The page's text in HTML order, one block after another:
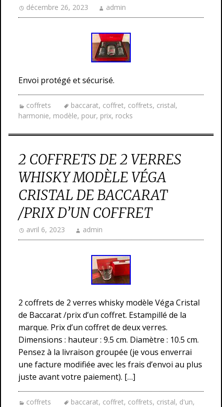
décembre 26, 2023 admin
Envoi protégé et sécurisé.
coffrets baccarat, coffret, coffrets, cristal,
harmonie, modèle, pour, prix, rocks
2 COFFRETS DE 2 VERRES
WHISKY MODÈLE VÉGA
CRISTAL DE BACCARAT
/PRIX D’UN COFFRET
avril 6, 2023 admin
2 coffrets de 2 verres whisky modèle Véga Cristal
de Baccarat /prix d’un coffret. Estampillé de la
marque. Prix d’un coffret de deux verres.
Dimensions : hauteur : 9.5 cm. Diamètre : 10.5 cm.
Pensez à la livraison groupée (je vous enverrai
une facture modifiée avec les frais d’envoi au plus
juste avant votre paiement). […]
coffrets baccarat, coffret, coffrets, cristal, d'un,